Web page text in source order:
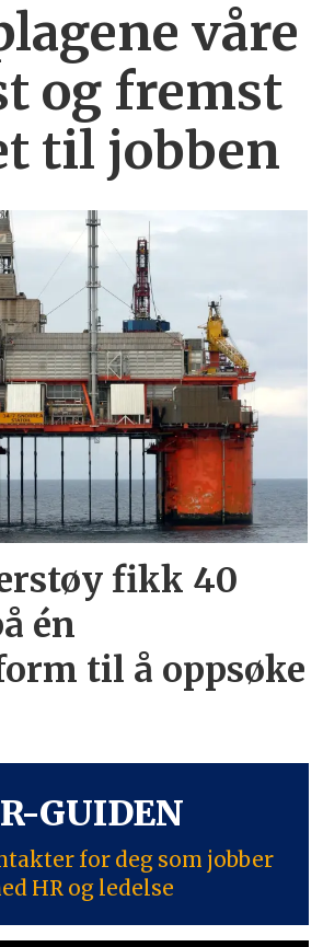
våre
og fremst
til jobben
fikk 40
én
til å oppsøke
GUIDEN
for deg som jobber
HR og ledelse